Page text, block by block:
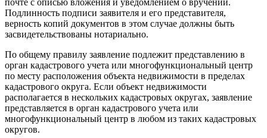
Подлинность подписи заявителя и его представителя,
верность копий документов в этом случае должны быть
засвидетельствованы нотариально.
По общему правилу заявление подлежит представлению в
орган кадастрового учета или многофункциональный центр
по месту расположения объекта недвижимости в пределах
кадастрового округа. Если объект недвижимости
располагается в нескольких кадастровых округах, заявление
представляется в орган кадастрового учета или
многофункциональный центр в любом из таких кадастровых
округов.